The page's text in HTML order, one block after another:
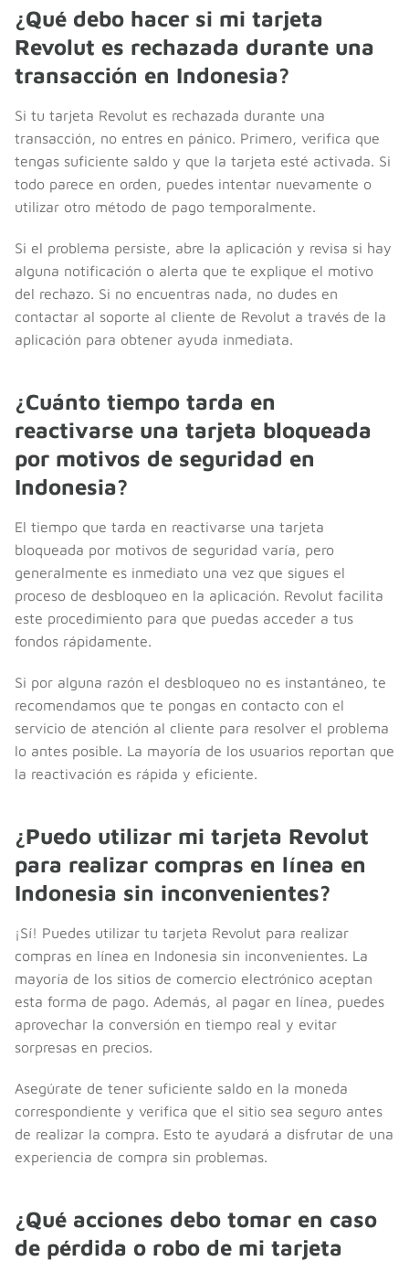
¿Qué debo hacer si mi tarjeta
Revolut es rechazada durante una
transacción en Indonesia?
Si tu tarjeta Revolut es rechazada durante una
transacción, no entres en pánico. Primero, verifica que
tengas suficiente saldo y que la tarjeta esté activada. Si
todo parece en orden, puedes intentar nuevamente o
utilizar otro método de pago temporalmente.
Si el problema persiste, abre la aplicación y revisa si hay
alguna notificación o alerta que te explique el motivo
del rechazo. Si no encuentras nada, no dudes en
contactar al soporte al cliente de Revolut a través de la
aplicación para obtener ayuda inmediata.
¿Cuánto tiempo tarda en
reactivarse una tarjeta bloqueada
por motivos de seguridad en
Indonesia?
El tiempo que tarda en reactivarse una tarjeta
bloqueada por motivos de seguridad varía, pero
generalmente es inmediato una vez que sigues el
proceso de desbloqueo en la aplicación. Revolut facilita
este procedimiento para que puedas acceder a tus
fondos rápidamente.
Si por alguna razón el desbloqueo no es instantáneo, te
recomendamos que te pongas en contacto con el
servicio de atención al cliente para resolver el problema
lo antes posible. La mayoría de los usuarios reportan que
la reactivación es rápida y eficiente.
¿Puedo utilizar mi tarjeta Revolut
para realizar compras en línea en
Indonesia sin inconvenientes?
¡Sí! Puedes utilizar tu tarjeta Revolut para realizar
compras en línea en Indonesia sin inconvenientes. La
mayoría de los sitios de comercio electrónico aceptan
esta forma de pago. Además, al pagar en línea, puedes
aprovechar la conversión en tiempo real y evitar
sorpresas en precios.
Asegúrate de tener suficiente saldo en la moneda
correspondiente y verifica que el sitio sea seguro antes
de realizar la compra. Esto te ayudará a disfrutar de una
experiencia de compra sin problemas.
¿Qué acciones debo tomar en caso
de pérdida o robo de mi tarjeta